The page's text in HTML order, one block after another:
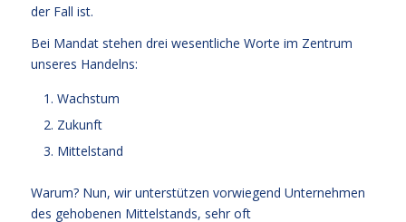
der Fall ist.
Bei Mandat stehen drei wesentliche Worte im Zentrum
unseres Handelns:
Wachstum
Zukunft
Mittelstand
Warum? Nun, wir unterstützen vorwiegend Unternehmen
des gehobenen Mittelstands, sehr oft